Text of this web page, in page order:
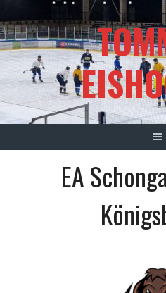
zum
Inhalt
EA